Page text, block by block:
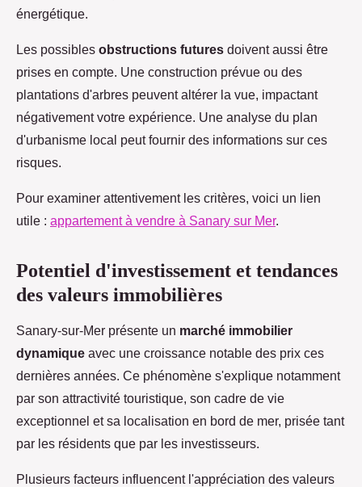
énergétique.
Les possibles obstructions futures doivent aussi être
prises en compte. Une construction prévue ou des
plantations d'arbres peuvent altérer la vue, impactant
négativement votre expérience. Une analyse du plan
d'urbanisme local peut fournir des informations sur ces
risques.
Pour examiner attentivement les critères, voici un lien
utile : appartement à vendre à Sanary sur Mer.
Potentiel d'investissement et tendances
des valeurs immobilières
Sanary-sur-Mer présente un marché immobilier
dynamique avec une croissance notable des prix ces
dernières années. Ce phénomène s'explique notamment
par son attractivité touristique, son cadre de vie
exceptionnel et sa localisation en bord de mer, prisée tant
par les résidents que par les investisseurs.
Plusieurs facteurs influencent l'appréciation des valeurs